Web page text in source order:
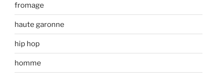
fromage
haute garonne
hip hop
homme